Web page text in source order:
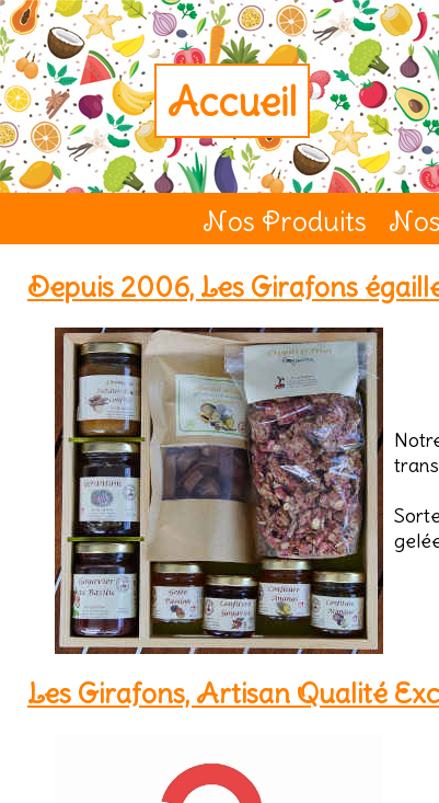
Accueil
Nos Produits
Depuis 2006, Les Girafons
Les Girafons, Artisan Qualité